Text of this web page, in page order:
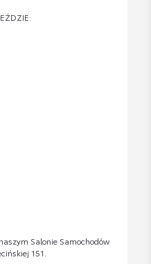
Salonie Samochodów
151.